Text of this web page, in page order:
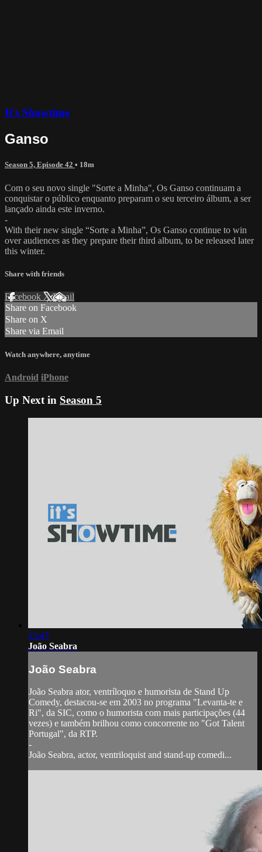
It's Showtime
Ganso
Season 5, Episode 42 • 18m
Com o seu novo single "Sorte a Minha", Os Ganso continuam a
conquistar o público enquanto preparam o seu terceiro álbum, a ser
lançado ainda este inverno.
-
With their new single “Sorte a Minha”, Os Ganso continue to win
over audiences as they prepare their third album, to be released later
this winter.
Share with friends
Facebook XEmail
Share on Facebook
Share on X
Share via Email
Watch anywhere, anytime
Android iPhone
Up Next in Season 5
13:47
João Seabra
João Seabra
João Seabra ator, ventríloquo e humorista de Stand Up
Comedy, destacou-se em 2003 no programa "Levanta-te e
Ri", da SIC, como o humorista com mais participações (44
vezes) e também brilhou como concorrente no "Got Talent
Portugal", da RTP.
-
João Seabra, actor, ventriloquist and stand-up comedi...